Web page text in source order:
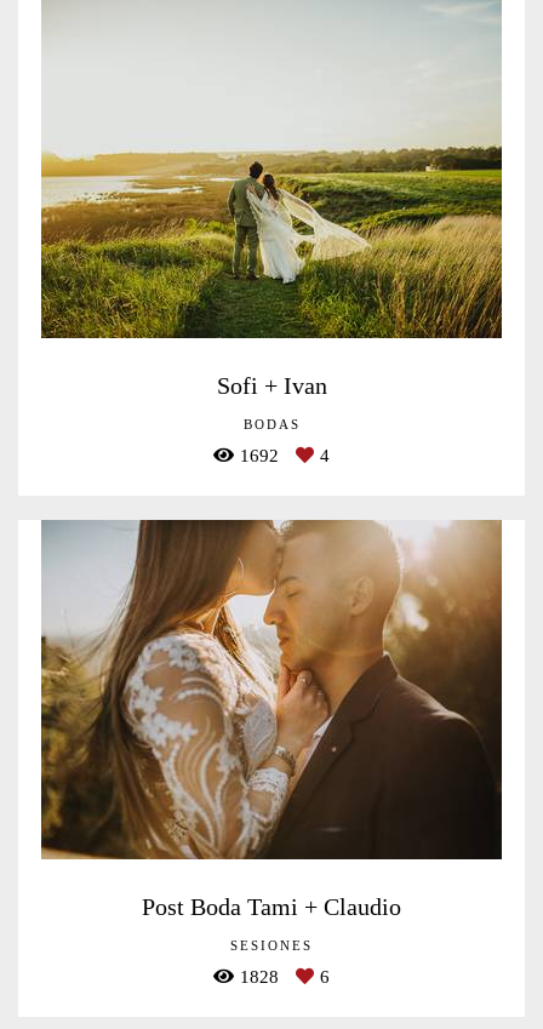
Sofi + Ivan
BODAS
1692 4
Post Boda Tami + Claudio
SESIONES
1828 6